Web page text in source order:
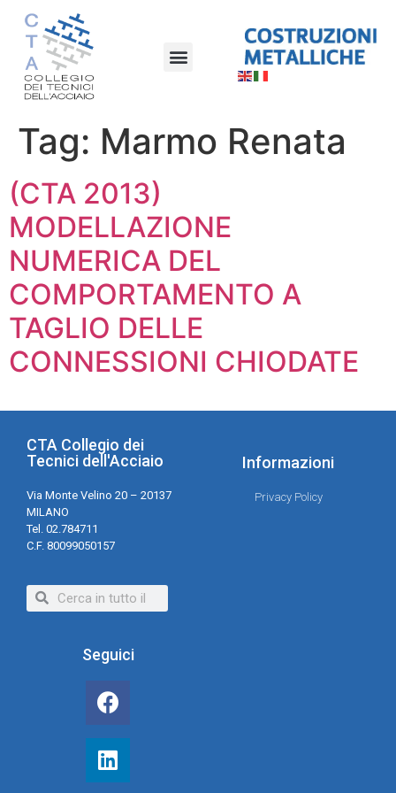
Tag: Marmo Renata
(CTA 2013)
MODELLAZIONE
NUMERICA DEL
COMPORTAMENTO A
TAGLIO DELLE
CONNESSIONI CHIODATE
CTA Collegio dei
Tecnici dell'Acciaio
Via Monte Velino 20 – 20137
MILANO
Tel. 02.784711
C.F. 80099050157
Informazioni
Privacy Policy
Seguici